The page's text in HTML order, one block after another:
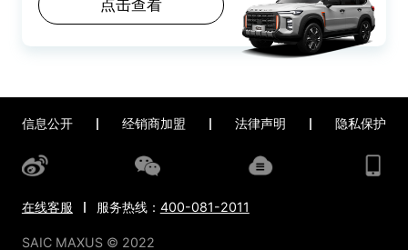
点击查看
信息公开 经销商加盟 法律声明 隐私保护
在线客服 服务热线： 400-081-2011
SAIC MAXUS © 2022